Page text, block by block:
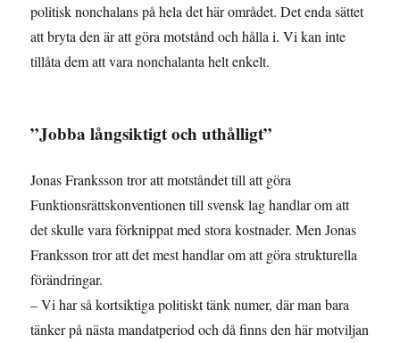
politisk nonchalans på hela det här området. Det enda sättet
att bryta den är att göra motstånd och hålla i. Vi kan inte
tillåta dem att vara nonchalanta helt enkelt.
”Jobba långsiktigt och uthålligt”
Jonas Franksson tror att motståndet till att göra
Funktionsrättskonventionen till svensk lag handlar om att
det skulle vara förknippat med stora kostnader. Men Jonas
Franksson tror att det mest handlar om att göra strukturella
förändringar.
– Vi har så kortsiktiga politiskt tänk numer, där man bara
tänker på nästa mandatperiod och då finns den här motviljan